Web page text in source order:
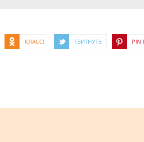
КЛАСС! ТВИТНУТЬ PIN